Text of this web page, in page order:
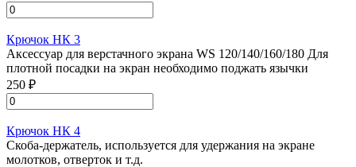
Крючок НК 3
Аксессуар для верстачного экрана WS 120/140/160/180 Для
плотной посадки на экран необходимо поджать язычки
250 ₽
Крючок НК 4
Скоба-держатель, используется для удержания на экране
молотков, отверток и т.д.